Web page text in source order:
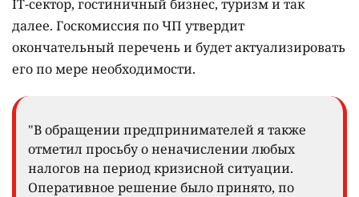
IT-сектор, гостиничный бизнес, туризм и так
далее. Госкомиссия по ЧП утвердит
окончательный перечень и будет актуализировать
его по мере необходимости.
"В обращении предпринимателей я также
отметил просьбу о неначислении любых
налогов на период кризисной ситуации.
Оперативное решение было принято, по